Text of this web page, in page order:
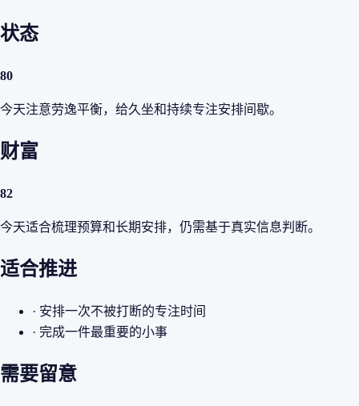
状态
80
今天注意劳逸平衡，给久坐和持续专注安排间歇。
财富
82
今天适合梳理预算和长期安排，仍需基于真实信息判断。
适合推进
· 安排一次不被打断的专注时间
· 完成一件最重要的小事
需要留意